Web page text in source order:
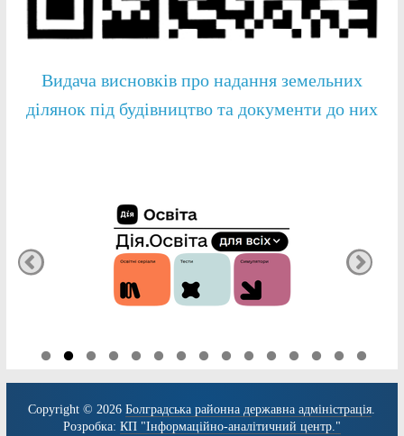
Видача висновків про надання земельних
ділянок під будівництво та документи до них
Copyright © 2026Болградська районна державна адміністрація
Розробка: КП "Інформаційно-аналітичний центр."